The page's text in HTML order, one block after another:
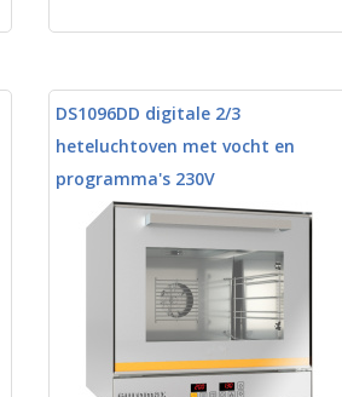
DS1096DD digitale 2/3
heteluchtoven met vocht en
programma's 230V